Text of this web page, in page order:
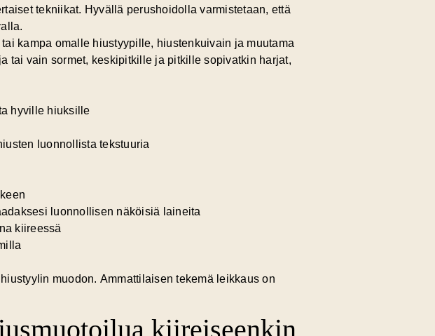
tekniikat. Hyvällä perushoidolla varmistetaan, että
kampa omalle hiustyypille, hiustenkuivain ja muutama
tai vain sormet, keskipitkille ja pitkille sopivatkin harjat,
hyville hiuksille
luonnollista tekstuuria
luonnollisen näköisiä laineita
kiireessä
muodon. Ammattilaisen tekemä leikkaus on
kiireiseenkin